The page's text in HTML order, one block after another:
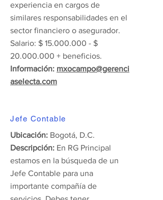
experiencia en cargos de
similares responsabilidades en el
sector financiero o asegurador.
Salario: $ 15.000.000 - $
20.000.000 + beneficios.
Información: mxocampo@gerenci
aselecta.com
Jefe Contable
Ubicación: Bogotá, D.C.
Descripción: En RG Principal
estamos en la búsqueda de un
Jefe Contable para una
importante compañía de